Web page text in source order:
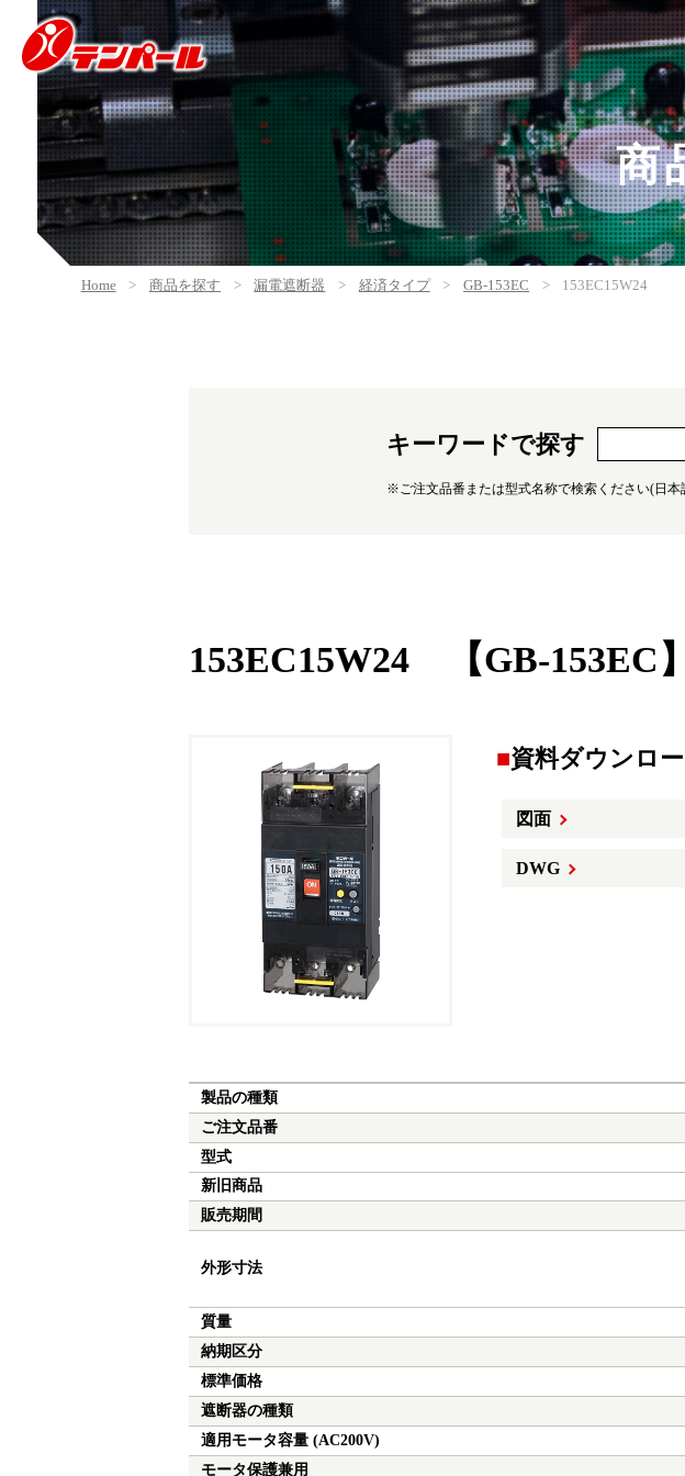
商
Home 商品を探す 漏電遮断器 経済タイプ GB-153EC 153EC15W24
キーワードで探す
※ご注文品番または型式名称で検索ください(日本
153EC15W24 【GB-153EC】
資料ダウンロ
図面
DWG
製品の種類
ご注文品番
型式
新旧商品
販売期間
外形寸法
質量
納期区分
標準価格
遮断器の種類
適用モータ容量 (AC200V)
モータ保護兼用